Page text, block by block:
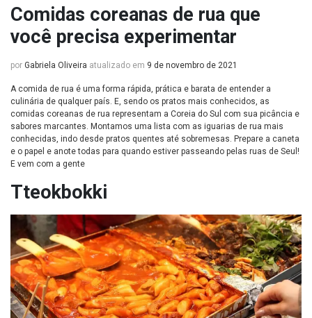
Comidas coreanas de rua que
você precisa experimentar
por Gabriela Oliveira atualizado em 9 de novembro de 2021
A comida de rua é uma forma rápida, prática e barata de entender a
culinária de qualquer país. E, sendo os pratos mais conhecidos, as
comidas coreanas de rua representam a Coreia do Sul com sua picância e
sabores marcantes. Montamos uma lista com as iguarias de rua mais
conhecidas, indo desde pratos quentes até sobremesas. Prepare a caneta
e o papel e anote todas para quando estiver passeando pelas ruas de Seul!
E vem com a gente
Tteokbokki